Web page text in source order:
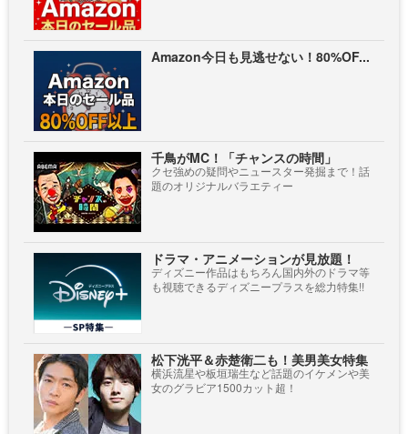
Amazon今日も見逃せない！80%OF...
千鳥がMC！「チャンスの時間」
クセ強めの疑問やニュースター発掘まで！話
題のオリジナルバラエティー
ドラマ・アニメーションが見放題！
ディズニー作品はもちろん国内外のドラマ等
も視聴できるディズニープラスを総力特集!!
松下洸平＆赤楚衛二も！美男美女特集
横浜流星や板垣瑞生など話題のイケメンや美
女のグラビア1500カット超！